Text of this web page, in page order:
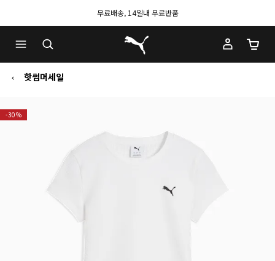
무료배송, 14일내 무료반품
푸마 홈
장바
핫썸머세일
-30%